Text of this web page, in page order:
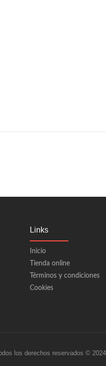
Links
Inicio
Tienda online
Términos y condiciones
Cookies
los derechos reservados ©